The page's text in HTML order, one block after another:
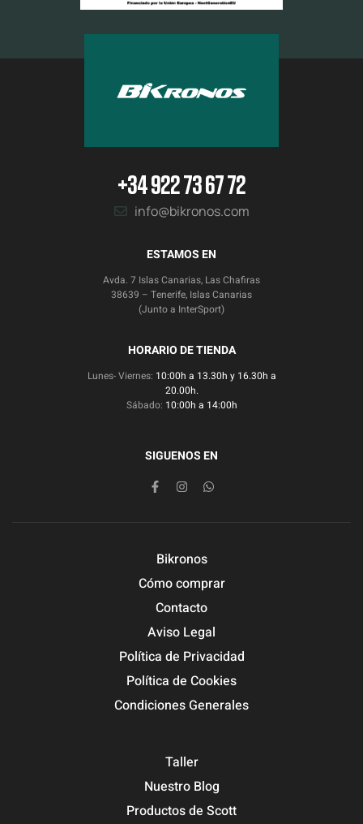
+34 922 73 67 72
info@bikronos.com
ESTAMOS EN
Avda. 7 Islas Canarias, Las Chafiras
38639 – Tenerife, Islas Canarias
(Junto a InterSport)
HORARIO DE TIENDA
Lunes- Viernes: 10:00h a 13.30h y 16.30h a
20.00h.
Sábado: 10:00h a 14:00h
SIGUENOS EN
Bikronos
Cómo comprar
Contacto
Aviso Legal
Política de Privacidad
Política de Cookies
Condiciones Generales
Taller
Nuestro Blog
Productos de Scott